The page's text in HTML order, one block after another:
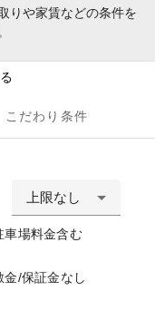
りや家賃などの条件を
こだわり条件
上限なし
車場料金含む
金/保証金なし